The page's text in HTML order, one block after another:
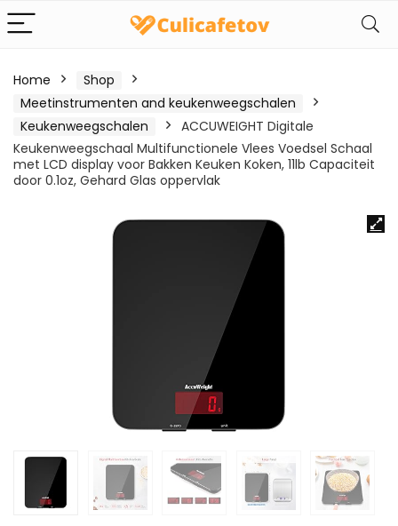
Home
Shop
Meetinstrumenten and keukenweegschalen
Keukenweegschalen
ACCUWEIGHT Digitale
Keukenweegschaal Multifunctionele Vlees Voedsel Schaal
met LCD display voor Bakken Keuken Koken, 11lb Capaciteit
door 0.1oz, Gehard Glas oppervlak